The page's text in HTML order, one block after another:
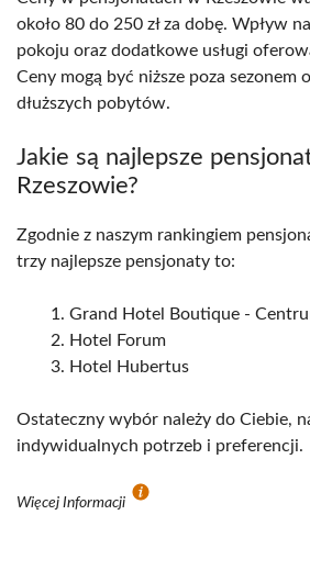
około 80 do 250 zł za dobę. Wpływ
pokoju oraz dodatkowe usługi
Ceny mogą być niższe poza sezonem
dłuższych pobytów.
Jakie są najlepsze
Rzeszowie?
Zgodnie z naszym rankingiem
trzy najlepsze pensjonaty to:
Grand Hotel Boutique -
Hotel Forum
Hotel Hubertus
Ostateczny wybór należy do Ciebie,
indywidualnych potrzeb i preferencji.
Więcej Informacji